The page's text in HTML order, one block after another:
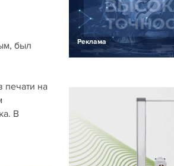
был
печати на
В
Реклама